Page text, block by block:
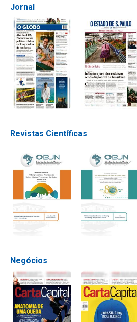
Jornal
Revistas Científicas
Negócios